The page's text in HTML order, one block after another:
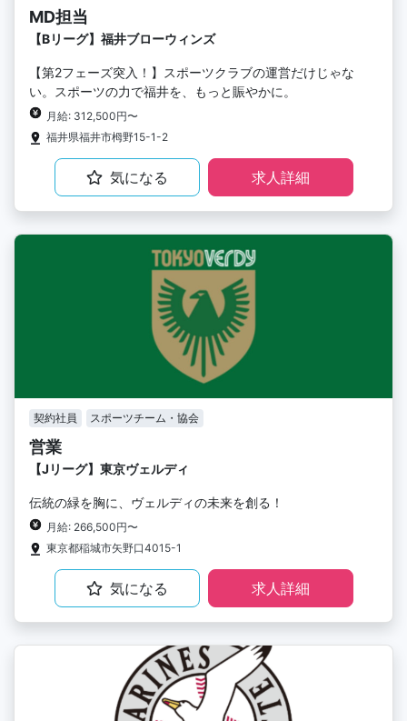
MD担当
【Bリーグ】福井ブローウィンズ
【第2フェーズ突入！】スポーツクラブの運営だけじゃな
い。スポーツの力で福井を、もっと賑やかに。
月給: 312,500円〜
福井県福井市栂野15-1-2
気になる 求人詳細
契約社員 スポーツチーム・協会
営業
【Jリーグ】東京ヴェルディ
伝統の緑を胸に、ヴェルディの未来を創る！
月給: 266,500円〜
東京都稲城市矢野口4015-1
気になる 求人詳細